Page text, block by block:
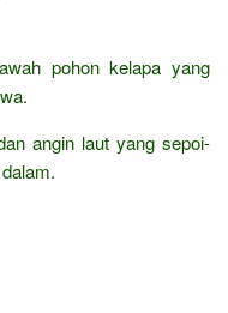
pohon kelapa yang
angin laut yang sepoi-